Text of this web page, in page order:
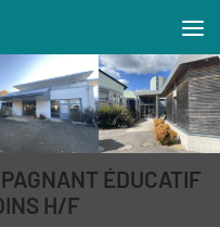
ÉDUCATIF
H/F